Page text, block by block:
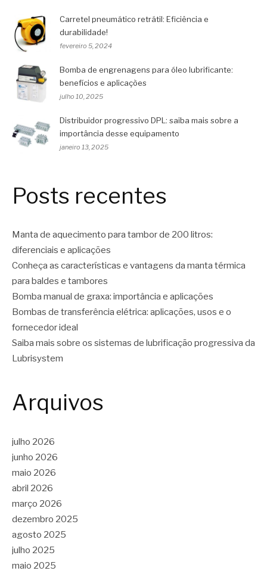
Carretel pneumático retrátil: Eficiência e
durabilidade!
fevereiro 5, 2024
Bomba de engrenagens para óleo lubrificante:
benefícios e aplicações
julho 10, 2025
Distribuidor progressivo DPL: saiba mais sobre a
importância desse equipamento
janeiro 13, 2025
Posts recentes
Manta de aquecimento para tambor de 200 litros:
diferenciais e aplicações
Conheça as características e vantagens da manta térmica
para baldes e tambores
Bomba manual de graxa: importância e aplicações
Bombas de transferência elétrica: aplicações, usos e o
fornecedor ideal
Saiba mais sobre os sistemas de lubrificação progressiva da
Lubrisystem
Arquivos
julho 2026
junho 2026
maio 2026
abril 2026
março 2026
dezembro 2025
agosto 2025
julho 2025
maio 2025